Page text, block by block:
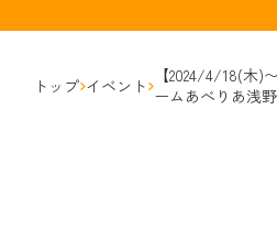
トップ イベント
【2024/4/18(木)
ームあべりあ浅